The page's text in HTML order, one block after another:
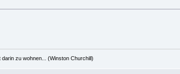
zu wohnen... (Winston Churchill)